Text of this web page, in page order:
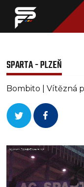
SPARTA - PLZEŇ
Bombito | Vítězná